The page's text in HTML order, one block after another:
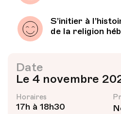
S’initier à
de la religion
Date
Le 4 novembre
Horaires
17h à 18h30